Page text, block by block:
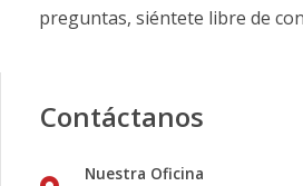
preguntas, siéntete libre de
Contáctanos
Nuestra Oficina